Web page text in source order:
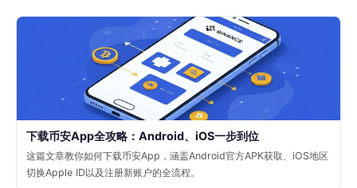
下载币安App全攻略：Android、iOS一步到位
这篇文章教你如何下载币安App，涵盖Android官方APK获取、iOS地区
切换Apple ID以及注册新账户的全流程。